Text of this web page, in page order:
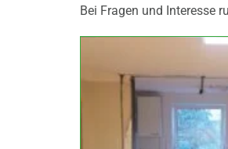
Bei Fragen und Interesse